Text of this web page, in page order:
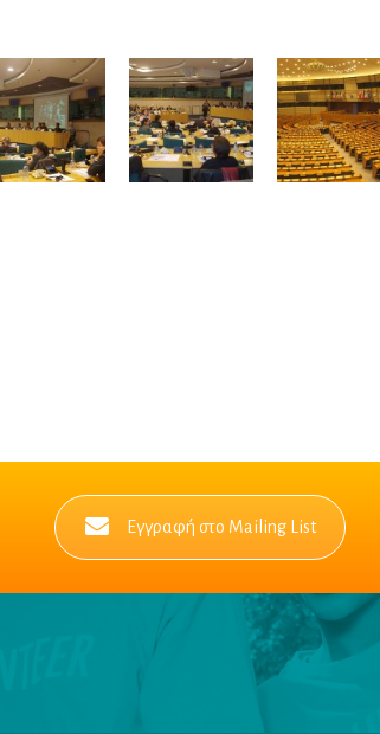
Εγγραφή στο Mailing List